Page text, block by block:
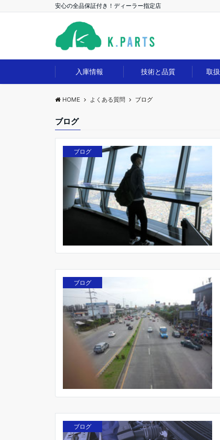
安心の全品保証付き！ディーラー指定店
入庫情報 技術と品質 取
HOME よくある質問 ブログ
ブログ
ブログ
ブログ
ブログ